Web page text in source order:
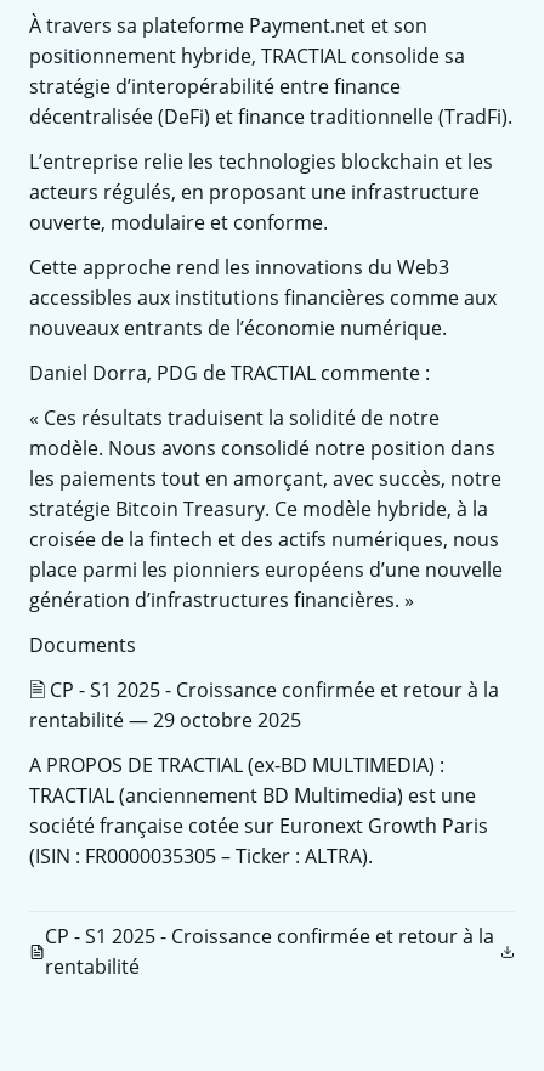
À travers sa plateforme Payment.net et son
positionnement hybride, TRACTIAL consolide sa
stratégie d’interopérabilité entre finance
décentralisée (DeFi) et finance traditionnelle (TradFi).
L’entreprise relie les technologies blockchain et les
acteurs régulés, en proposant une infrastructure
ouverte, modulaire et conforme.
Cette approche rend les innovations du Web3
accessibles aux institutions financières comme aux
nouveaux entrants de l’économie numérique.
Daniel Dorra, PDG de TRACTIAL commente :
« Ces résultats traduisent la solidité de notre
modèle. Nous avons consolidé notre position dans
les paiements tout en amorçant, avec succès, notre
stratégie Bitcoin Treasury. Ce modèle hybride, à la
croisée de la fintech et des actifs numériques, nous
place parmi les pionniers européens d’une nouvelle
génération d’infrastructures financières. »
Documents
🗎 CP - S1 2025 - Croissance confirmée et retour à la
rentabilité — 29 octobre 2025
A PROPOS DE TRACTIAL (ex-BD MULTIMEDIA) :
TRACTIAL (anciennement BD Multimedia) est une
société française cotée sur Euronext Growth Paris
(ISIN : FR0000035305 – Ticker : ALTRA).
CP - S1 2025 - Croissance confirmée et retour à la
rentabilité